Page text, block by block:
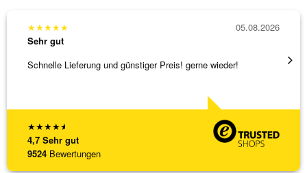
★★★★★
4,7 Sehr gut
9524 Bewertungen
★★★★★
Sehr gut
Schnelle Lieferung und günstiger Preis! gerne wieder!
05.08.2026